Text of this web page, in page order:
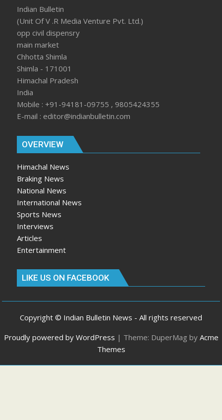
Indian Bulletin
(Unit Of V .R Media Venture Pvt. Ltd.)
opp civil dispensry
main market
Chhotta Shimla
Shimla - 171001
Himachal Pradesh
India
Mobile : +91-94181-09755 , 9805424355
E-mail : editor@indianbulletin.com
OVERVIEW
Himachal News
Braking News
National News
International News
Sports News
Interviews
Articles
Entertainment
LIKE US ON FACEBOOK
Copyright © Indian Bulletin News - All rights reserved
Proudly powered by WordPress | Theme: DuperMag by Acme
Themes